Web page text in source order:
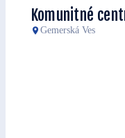
Komunitné
Gemerská Ves